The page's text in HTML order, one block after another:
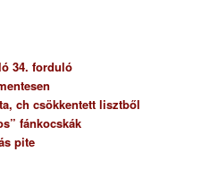
34. forduló
ch csökkentett lisztből
fánkocskák
pite